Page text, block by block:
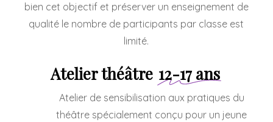
bien cet objectif et préserver un enseignement de
qualité le nombre de participants par classe est
limité.
Atelier théâtre 12-17 ans
Atelier de sensibilisation aux pratiques du
théâtre spécialement conçu pour un jeune